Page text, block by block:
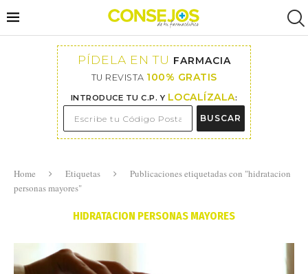
PÍDELA EN TU FARMACIA
TU REVISTA 100% GRATIS
INTRODUCE TU C.P. Y LOCALÍZALA:
BUSCAR
Home Etiquetas
Publicaciones etiquetadas con "hidratacion
personas mayores"
HIDRATACION PERSONAS MAYORES